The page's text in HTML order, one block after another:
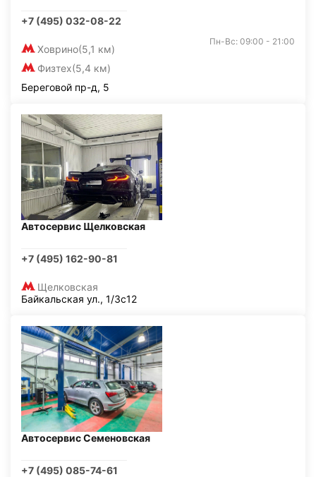
+7 (495) 032-08-22
Ховрино(5,1 км)
Физтех(5,4 км)
Пн-Вс: 09:00 - 21:00
Береговой пр-д, 5
Автосервис Щелковская
+7 (495) 162-90-81
Щелковская
Байкальская ул., 1/3с12
Автосервис Семеновская
+7 (495) 085-74-61